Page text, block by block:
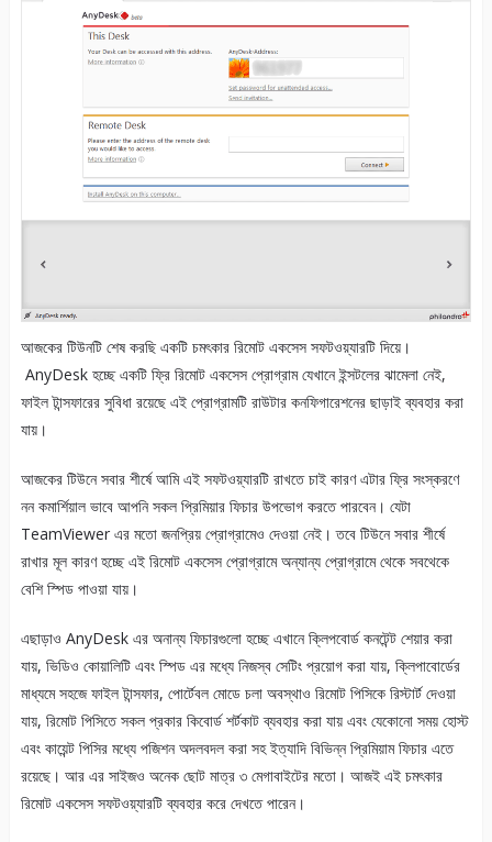
আজকের টিউনটি শেষ করছি একটি চমৎকার রিমোট একসেস সফটওয়্যারটি দিয়ে।
AnyDesk হচ্ছে একটি ফ্রি রিমোট একসেস প্রোগ্রাম যেখানে ইন্সটলের ঝামেলা নেই,
ফাইল টান্সফারের সুবিধা রয়েছে এই প্রোগ্রামটি রাউটার কনফিগারেশনের ছাড়াই ব্যবহার করা
যায়।
আজকের টিউনে সবার শীর্ষে আমি এই সফটওয়্যারটি রাখতে চাই কারণ এটার ফ্রি সংস্করণে
নন কমার্শিয়াল ভাবে আপনি সকল প্রিমিয়ার ফিচার উপভোগ করতে পারবেন। যেটা
TeamViewer এর মতো জনপ্রিয় প্রোগ্রামেও দেওয়া নেই। তবে টিউনে সবার শীর্ষে
রাখার মূল কারণ হচ্ছে এই রিমোট একসেস প্রোগ্রামে অন্যান্য প্রোগ্রামে থেকে সবথেকে
বেশি স্পিড পাওয়া যায়।
এছাড়াও AnyDesk এর অনান্য ফিচারগুলো হচ্ছে এখানে ক্লিপবোর্ড কনটেন্ট শেয়ার করা
যায়, ভিডিও কোয়ালিটি এবং স্পিড এর মধ্যে নিজস্ব সেটিং প্রয়োগ করা যায়, ক্লিপাবোর্ডের
মাধ্যমে সহজে ফাইল টান্সফার, পোর্টেবল মোডে চলা অবস্থাও রিমোট পিসিকে রিস্টার্ট দেওয়া
যায়, রিমোট পিসিতে সকল প্রকার কিবোর্ড শর্টকাট ব্যবহার করা যায় এবং যেকোনো সময় হোস্ট
এবং কায়েন্ট পিসির মধ্যে পজিশন অদলবদল করা সহ ইত্যাদি বিভিন্ন প্রিমিয়াম ফিচার এতে
রয়েছে। আর এর সাইজও অনেক ছোট মাত্র ৩ মেগাবাইটের মতো। আজই এই চমৎকার
রিমোট একসেস সফটওয়্যারটি ব্যবহার করে দেখতে পারেন।